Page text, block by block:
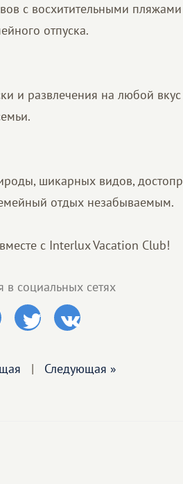
с восхитительными
отпуска.
и развлечения на любой вкус
шикарных видов,
отдых незабываемым.
с Interlux Vacation Club!
в социальных сетях
| Следующая »